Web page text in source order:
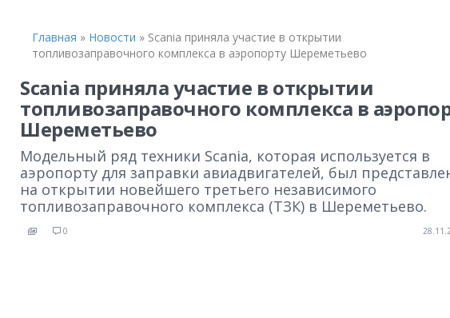
Главная » Новости » Scania приняла участие в открытии
топливозаправочного комплекса в аэропорту Шереметьево
Scania приняла участие в открытии
топливозаправочного комплекса в
Шереметьево
Модельный ряд техники Scania, которая используется в
аэропорту для заправки авиадвигателей, был
на открытии новейшего третьего независимого
топливозаправочного комплекса (ТЗК) в Шереметьево.
0